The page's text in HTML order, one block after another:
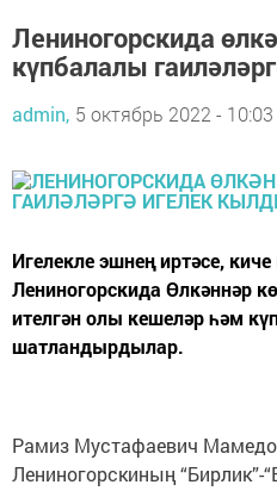
Лениногорскида
күпбалалы
admin, 5 октябрь 2022 - 10:03
Игелекле эшнең иртәсе,
Лениногорскида Өлкәннәр
ителгән олы кешеләр һәм
шатландырдылар.
Рамиз Мустафаевич
Лениногорскиның “Бирлик”-